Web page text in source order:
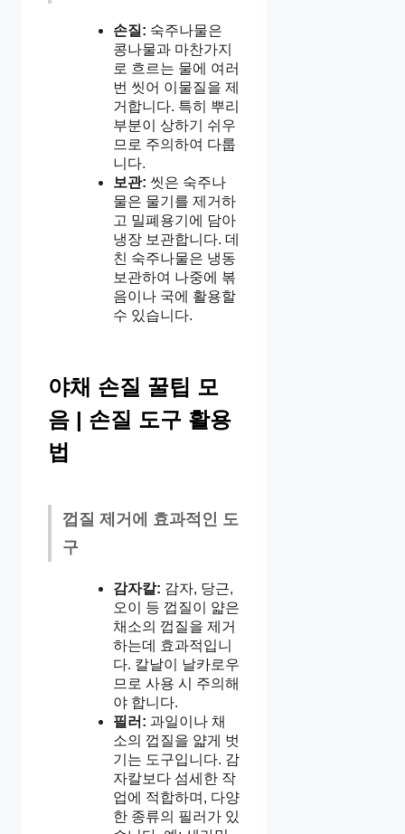
손질: 숙주나물은
콩나물과 마찬가지
로 흐르는 물에 여러
번 씻어 이물질을 제
거합니다. 특히 뿌리
부분이 상하기 쉬우
므로 주의하여 다룹
니다.
보관: 씻은 숙주나
물은 물기를 제거하
고 밀폐용기에 담아
냉장 보관합니다. 데
친 숙주나물은 냉동
보관하여 나중에 볶
음이나 국에 활용할
수 있습니다.
야채 손질 꿀팁 모
음 | 손질 도구 활용
법
껍질 제거에 효과적인 도
구
감자칼: 감자, 당근,
오이 등 껍질이 얇은
채소의 껍질을 제거
하는데 효과적입니
다. 칼날이 날카로우
므로 사용 시 주의해
야 합니다.
필러: 과일이나 채
소의 껍질을 얇게 벗
기는 도구입니다. 감
자칼보다 섬세한 작
업에 적합하며, 다양
한 종류의 필러가 있